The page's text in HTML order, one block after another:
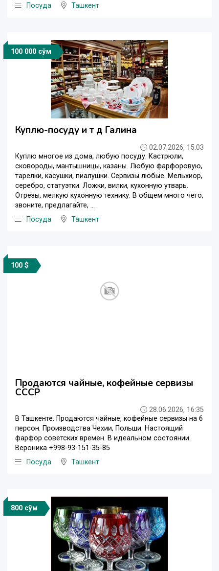
Посуда
Ташкент
100 000 сўм
Куплю-посуду и т д Галина
02.07.2026, 15:03
Куплю многое из дома, любую посуду. Кастрюли,
сковороды, мантышницы, казаны. Любую фарфоровую,
тарелки, касушки, пиалушки. Сервизы любые. Мельхиор,
серебро, статуэтки. Ложки, вилки, кухонную утварь.
Отрезы, мелкую кухонную технику. В общем много чего,
звоните, предлагайте, ...
Посуда
Ташкент
100 $
Продаются чайные, кофейные сервизы
СССР
28.06.2026, 16:35
В Ташкенте. Продаются чайные, кофейные сервизы на 6
персон. Производства Чехии, Польши. Настоящий
фарфор советских времен. В идеальном состоянии.
Вероника +998-93-151-35-85
Посуда
Ташкент
800 сўм